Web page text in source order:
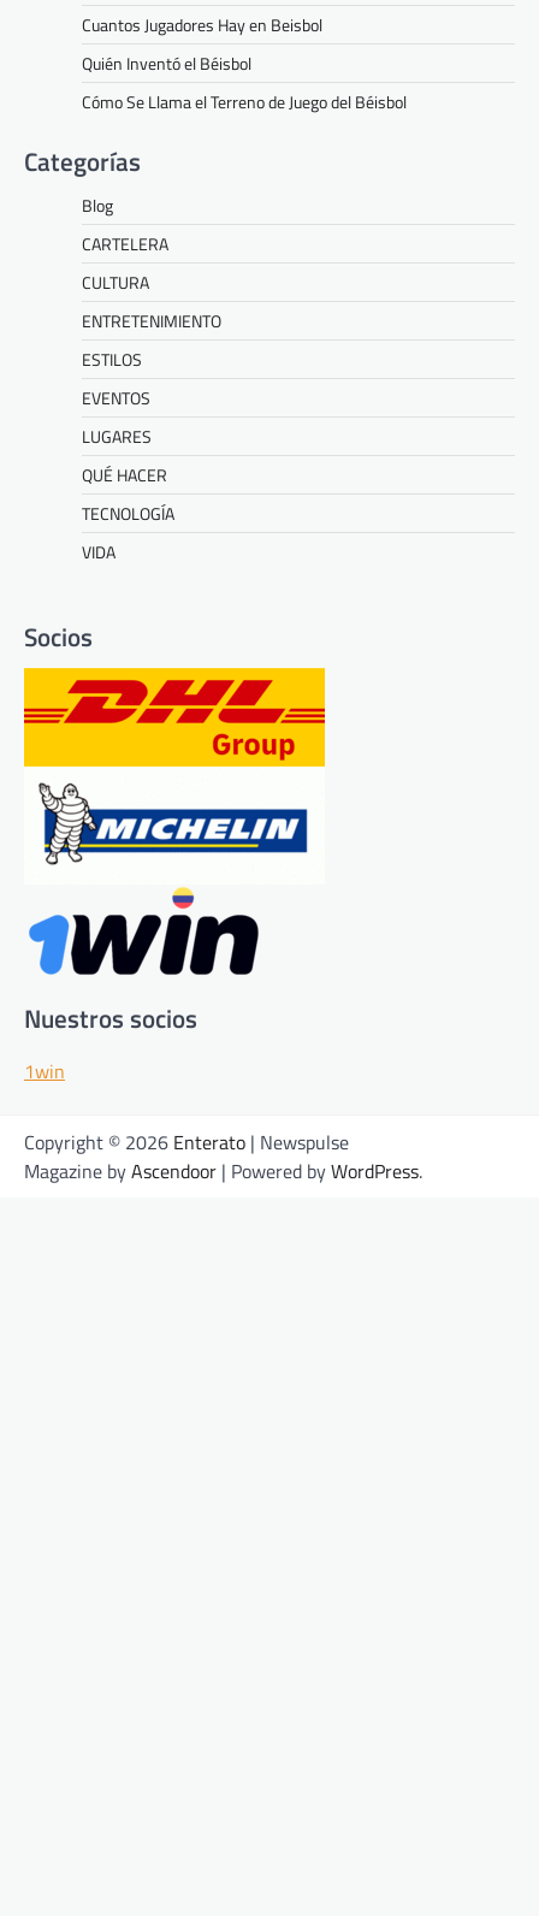
Cuantos Jugadores Hay en Beisbol
Quién Inventó el Béisbol
Cómo Se Llama el Terreno de Juego del Béisbol
Categorías
Blog
CARTELERA
CULTURA
ENTRETENIMIENTO
ESTILOS
EVENTOS
LUGARES
QUÉ HACER
TECNOLOGÍA
VIDA
Socios
Nuestros socios
1win
Copyright © 2026 Enterato | Newspulse
Magazine byAscendoor | Powered byWordPress.